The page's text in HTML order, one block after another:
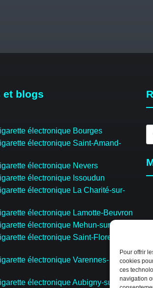
Pour offrir
cookies
ces
navigation
et blogs
électronique Bourges
électronique Saint-Amand-
électronique Nevers
électronique Issoudun
électronique La Charité-sur-
électronique Lamotte-Beuvron
électronique Mehun-sur-Yèvre
électronique Saint-Florent-sur-
électronique Varennes-
électronique Aubigny-sur-Nère